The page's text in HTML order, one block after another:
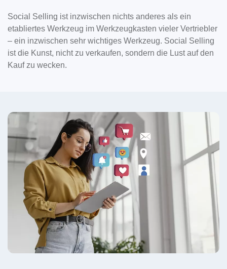
Social Selling ist inzwischen nichts anderes als ein
etabliertes Werkzeug im Werkzeugkasten vieler Vertriebler
– ein inzwischen sehr wichtiges Werkzeug. Social Selling
ist die Kunst, nicht zu verkaufen, sondern die Lust auf den
Kauf zu wecken.